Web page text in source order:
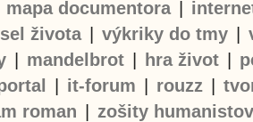
mapa documentora
života výkriky do tmy
mandelbrot hra život
it-forum rouzz
roman zošity humanistov